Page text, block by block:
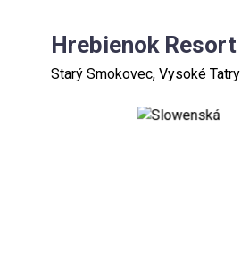
Hrebienok Resort
Starý Smokovec, Vysoké Tatry